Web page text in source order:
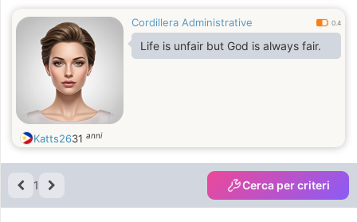
Cordillera Administrative 0.4
Life is unfair but God is always fair.
Katts2631 anni
1 Cerca per criteri